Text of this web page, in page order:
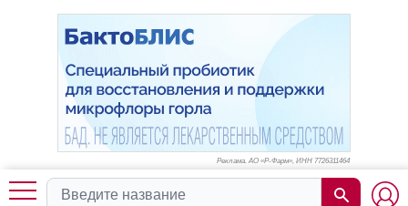
Реклама. АО «Р-Фарм», ИНН 7726311464